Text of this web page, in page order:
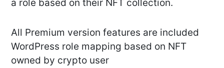
a role based on their NFT collection.
All Premium version features are included
WordPress role mapping based on NFT
owned by crypto user